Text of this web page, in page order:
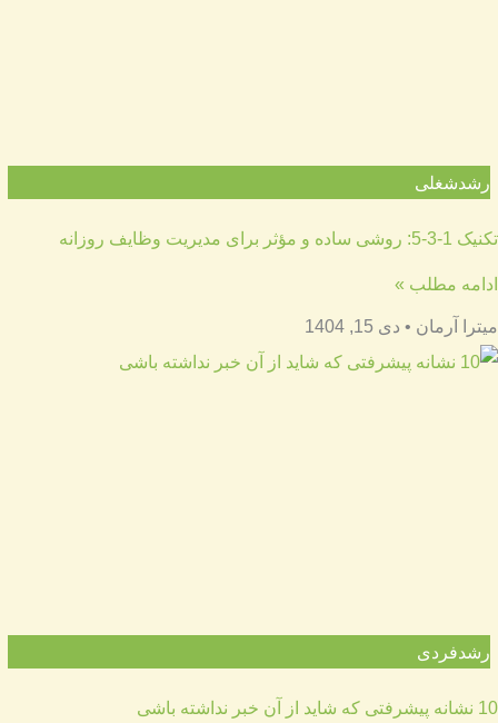
رشدشغلی
تکنیک 1-3-5: روشی ساده و مؤثر برای مدیریت وظایف روزانه
ادامه مطلب »
میترا آرمان دی 15, 1404
رشدفردی
10 نشانه پیشرفتی که شاید از آن خبر نداشته باشی